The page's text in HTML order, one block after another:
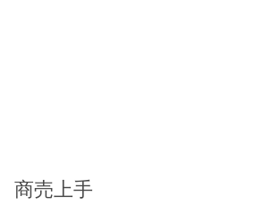
商売上手